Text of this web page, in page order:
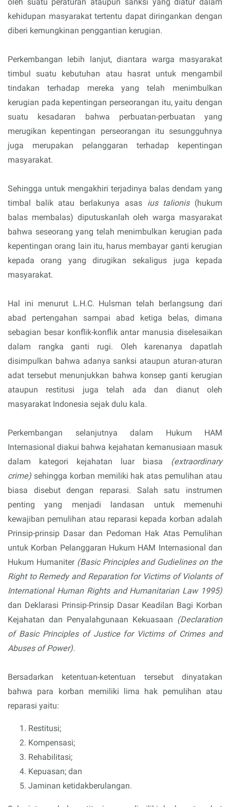
oleh suatu peraturan ataupun sanksi yang diatur dalam
kehidupan masyarakat tertentu dapat diringankan dengan
diberi kemungkinan penggantian kerugian.
Perkembangan lebih lanjut, diantara warga masyarakat
timbul suatu kebutuhan atau hasrat untuk mengambil
tindakan terhadap mereka yang telah menimbulkan
kerugian pada kepentingan perseorangan itu, yaitu dengan
suatu kesadaran bahwa perbuatan-perbuatan yang
merugikan kepentingan perseorangan itu sesungguhnya
juga merupakan pelanggaran terhadap kepentingan
masyarakat.
Sehingga untuk mengakhiri terjadinya balas dendam yang
timbal balik atau berlakunya asasius talionis(hukum
balas membalas) diputuskanlah oleh warga masyarakat
bahwa seseorang yang telah menimbulkan kerugian pada
kepentingan orang lain itu, harus membayar ganti kerugian
kepada orang yang dirugikan sekaligus juga kepada
masyarakat.
Hal ini menurut L.H.C. Hulsman telah berlangsung dari
abad pertengahan sampai abad ketiga belas, dimana
sebagian besar konflik-konflik antar manusia diselesaikan
dalam rangka ganti rugi. Oleh karenanya dapatlah
disimpulkan bahwa adanya sanksi ataupun aturan-aturan
adat tersebut menunjukkan bahwa konsep ganti kerugian
ataupun restitusi juga telah ada dan dianut oleh
masyarakat Indonesia sejak dulu kala.
Perkembangan selanjutnya dalam Hukum HAM
Internasional diakui bahwa kejahatan kemanusiaan masuk
dalam kategori kejahatan luar biasa (extraordinary
crime) sehingga korban memiliki hak atas pemulihan atau
biasa disebut dengan reparasi. Salah satu instrumen
penting yang menjadi landasan untuk memenuhi
kewajiban pemulihan atau reparasi kepada korban adalah
Prinsip-prinsip Dasar dan Pedoman Hak Atas Pemulihan
untuk Korban Pelanggaran Hukum HAM Internasional dan
Hukum Humaniter (Basic Principles and Gudielines on the
Right to Remedy and Reparation for Victims of Violants of
International Human Rights and Humanitarian Law 1995)
dan Deklarasi Prinsip-Prinsip Dasar Keadilan Bagi Korban
Kejahatan dan Penyalahgunaan Kekuasaan (Declaration
of Basic Principles of Justice for Victims of Crimes and
Abuses of Power).
Bersadarkan ketentuan-ketentuan tersebut dinyatakan
bahwa para korban memiliki lima hak pemulihan atau
reparasi yaitu:
Restitusi;
Kompensasi;
Rehabilitasi;
Kepuasan; dan
Jaminan ketidakberulangan.